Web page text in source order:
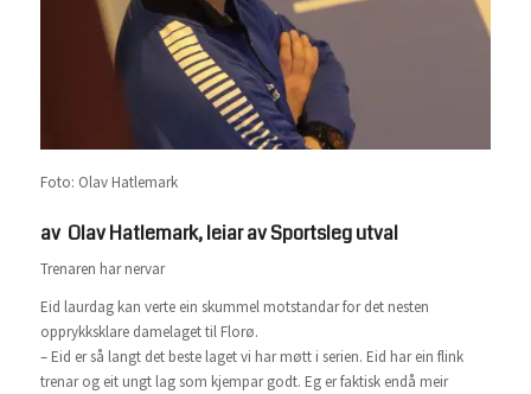
Foto: Olav Hatlemark
av Olav Hatlemark, leiar av Sportsleg utval
Trenaren har nervar
Eid laurdag kan verte ein skummel motstandar for det nesten
opprykksklare damelaget til Florø.
– Eid er så langt det beste laget vi har møtt i serien. Eid har ein flink
trenar og eit ungt lag som kjempar godt. Eg er faktisk endå meir